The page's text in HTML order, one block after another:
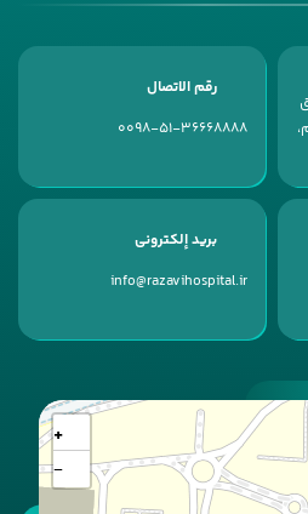
رقم الاتصال
0098-51-36668888
بريد إلكتروني
info@razavihospital.ir